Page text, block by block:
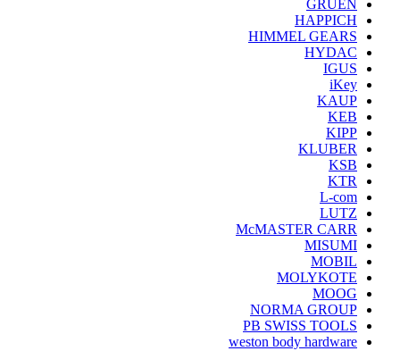
GRUEN
HAPPICH
HIMMEL GEARS
HYDAC
IGUS
iKey
KAUP
KEB
KIPP
KLUBER
KSB
KTR
L-com
LUTZ
McMASTER CARR
MISUMI
MOBIL
MOLYKOTE
MOOG
NORMA GROUP
PB SWISS TOOLS
weston body hardware